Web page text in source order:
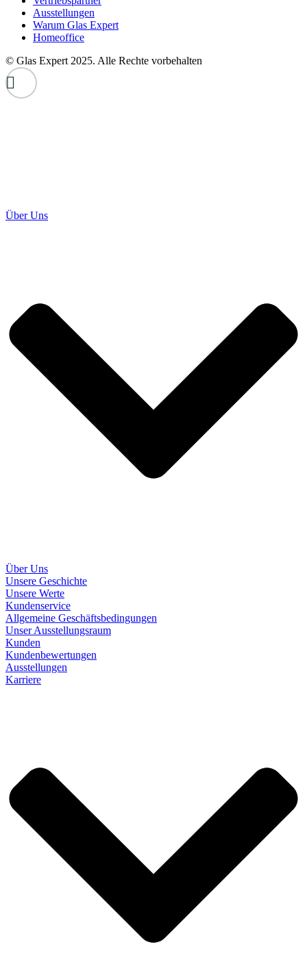
Ausstellungen
Warum Glas Expert
Homeoffice
© Glas Expert 2025. Alle Rechte vorbehalten
Über Uns
Über Uns
Unsere Geschichte
Unsere Werte
Kundenservice
Allgemeine Geschäftsbedingungen
Unser Ausstellungsraum
Kunden
Kundenbewertungen
Ausstellungen
Karriere